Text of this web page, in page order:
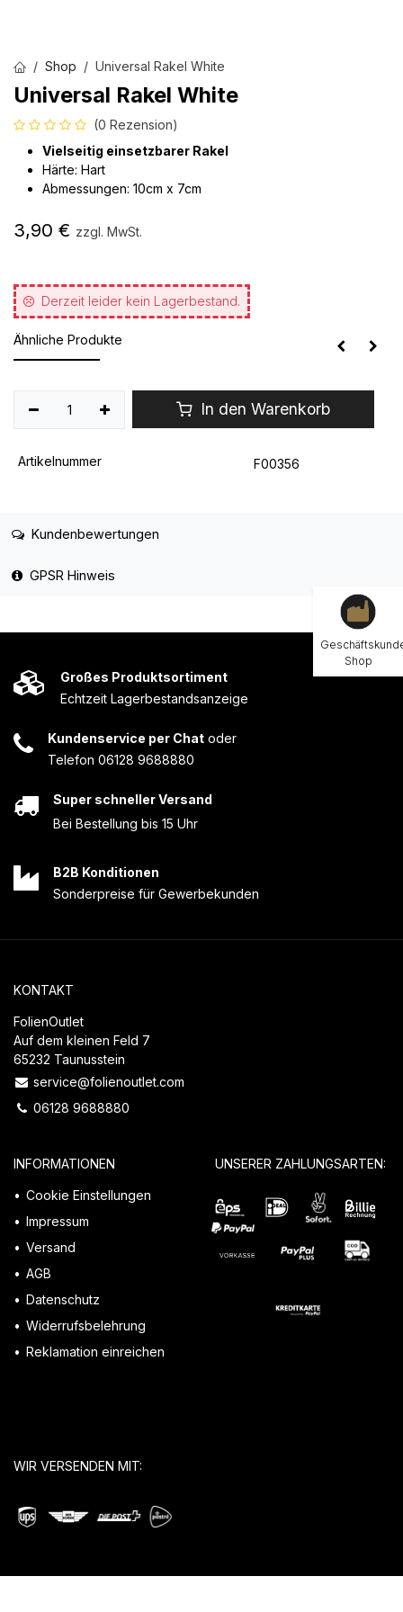
Shop Universal Rakel White
Universal Rakel White
(0 Rezension)
Vielseitig einsetzbarer Rakel
Härte: Hart
Abmessungen: 10cm x 7cm
3,90 € zzgl. MwSt.
Derzeit leider kein Lagerbestand.
Ähnliche Produkte
In den Warenkorb
Artikelnummer F00356
Kundenbewertungen
GPSR Hinweis
Großes Produktsortiment
Echtzeit Lagerbestandsanzeige
Kundenservice per Chat oder
Telefon 06128 9688880
Super schneller Versand
Bei Bestellung bis 15 Uhr
B2B Konditionen
Sonderpreise für Gewerbekunden
KONTAKT
FolienOutlet
Auf dem kleinen Feld 7
65232 Taunusstein
service@folienoutlet.com
06128 9688880
INFORMATIONEN
Cookie Einstellungen
Impressum
Versand
AGB
Datenschutz
Widerrufsbelehrung
Reklamation einreichen
UNSERER ZAHLUNGSARTEN:
WIR VERSENDEN MIT:
Shop